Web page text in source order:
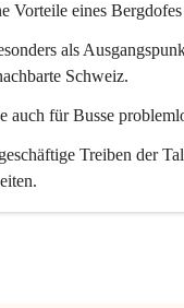
Vorteile eines
als
Schweiz.
auch für Busse
Treiben der